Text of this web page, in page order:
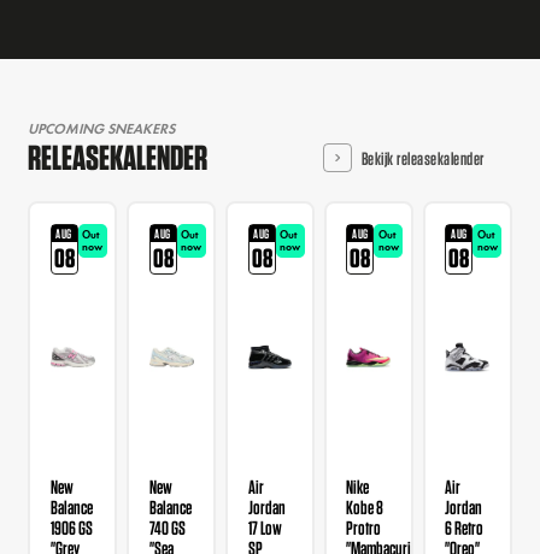
UPCOMING SNEAKERS
RELEASEKALENDER Bekijk releasekalender
AUG
08
Out
now
New
Balance
1906 GS
"Grey
AUG
08
Out
now
New
Balance
740 GS
"Sea
AUG
08
Out
now
Air
Jordan
17 Low
SP
AUG
08
Out
now
Nike
Kobe 8
Protro
"Mambacurial"
AUG
08
Out
now
Air
Jordan
6 Retro
"Oreo"